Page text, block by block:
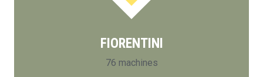
FIORENTINI
76 machines